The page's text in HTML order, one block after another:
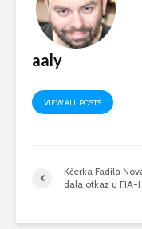
aaly
VIEW ALL POSTS
Kćerka Fadila
dala otkaz u FIA-I